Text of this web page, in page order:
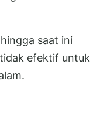
saat ini
efektif untuk